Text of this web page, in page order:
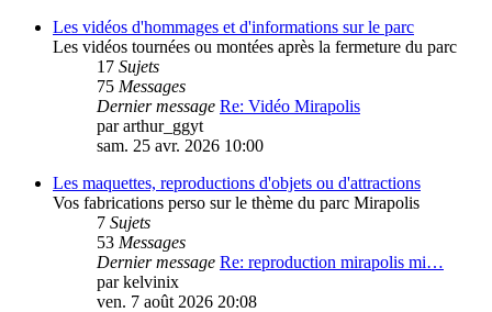
Les vidéos d'hommages et d'informations sur le parc
Les vidéos tournées ou montées après la fermeture du parc
17 Sujets
75 Messages
Dernier message Re: Vidéo Mirapolis
pararthur_ggyt
sam. 25 avr. 2026 10:00
Les maquettes, reproductions d'objets ou d'attractions
Vos fabrications perso sur le thème du parc Mirapolis
7 Sujets
53 Messages
Dernier message Re: reproduction mirapolis mi…
parkelvinix
ven. 7 août 2026 20:08